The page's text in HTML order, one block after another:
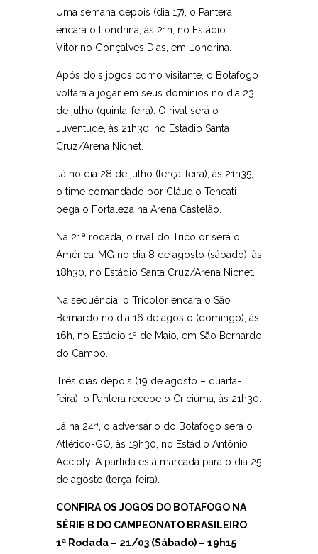
Uma semana depois (dia 17), o Pantera
encara o Londrina, às 21h, no Estádio
Vitorino Gonçalves Dias, em Londrina.
Após dois jogos como visitante, o Botafogo
voltará a jogar em seus domínios no dia 23
de julho (quinta-feira). O rival será o
Juventude, às 21h30, no Estádio Santa
Cruz/Arena Nicnet.
Já no dia 28 de julho (terça-feira), às 21h35,
o time comandado por Cláudio Tencati
pega o Fortaleza na Arena Castelão.
Na 21ª rodada, o rival do Tricolor será o
América-MG no dia 8 de agosto (sábado), às
18h30, no Estádio Santa Cruz/Arena Nicnet.
Na sequência, o Tricolor encara o São
Bernardo no dia 16 de agosto (domingo), às
16h, no Estádio 1º de Maio, em São Bernardo
do Campo.
Três dias depois (19 de agosto – quarta-
feira), o Pantera recebe o Criciúma, às 21h30.
Já na 24ª, o adversário do Botafogo será o
Atlético-GO, às 19h30, no Estádio Antônio
Accioly. A partida está marcada para o dia 25
de agosto (terça-feira).
CONFIRA OS JOGOS DO BOTAFOGO NA
SÉRIE B DO CAMPEONATO BRASILEIRO
1ª Rodada – 21/03 (Sábado) – 19h15 –